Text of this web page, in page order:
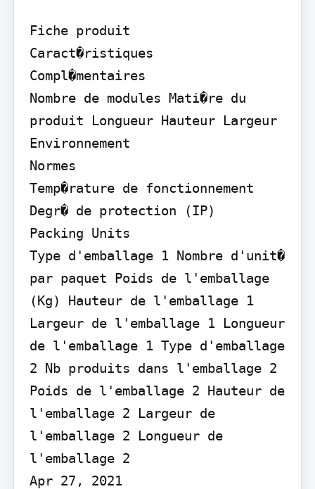
Fiche produit
Caract�ristiques
Compl�mentaires
Nombre de modules Mati�re du
produit Longueur Hauteur Largeur
Environnement
Normes
Temp�rature de fonctionnement
Degr� de protection (IP)
Packing Units
Type d'emballage 1 Nombre d'unit�
par paquet Poids de l'emballage
(Kg) Hauteur de l'emballage 1
Largeur de l'emballage 1 Longueur
de l'emballage 1 Type d'emballage
2 Nb produits dans l'emballage 2
Poids de l'emballage 2 Hauteur de
l'emballage 2 Largeur de
l'emballage 2 Longueur de
l'emballage 2
Apr 27, 2021